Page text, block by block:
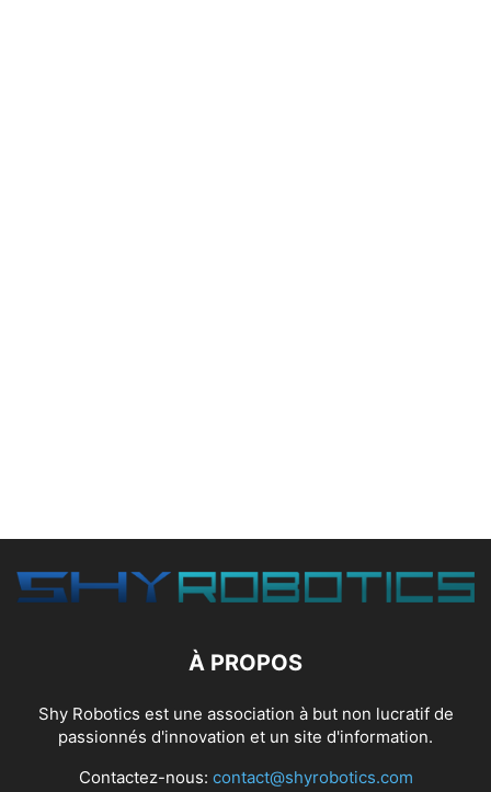
À PROPOS
Shy Robotics est une association à but non lucratif de
passionnés d'innovation et un site d'information.
Contactez-nous: contact@shyrobotics.com